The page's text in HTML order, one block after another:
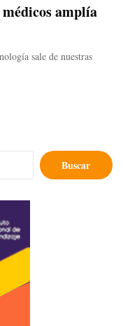
amplía
sale de nuestras
Buscar: